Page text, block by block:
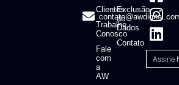
Clientes
Trabalhe
Conosco
Fale
com
a
AW
Exclusão
de
Dados
Contato